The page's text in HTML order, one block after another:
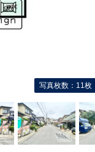
写真枚数：11枚